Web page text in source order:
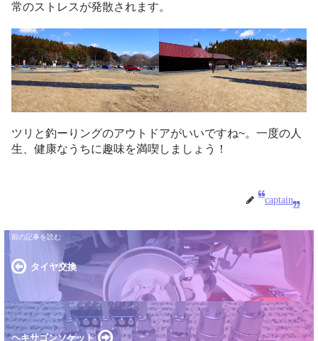
常のストレスが発散されます。
ツリと釣ーりングのアウトドアがいいですね~。一度の人
生、健康なうちに趣味を満喫しましょう！
captain
タイヤ交換
ヘキサゴンソケット